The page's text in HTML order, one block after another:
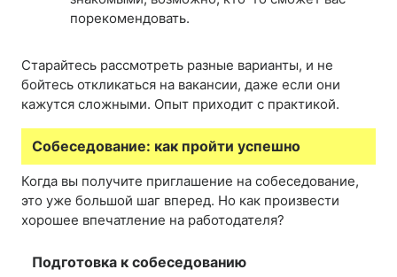
порекомендовать.
Старайтесь рассмотреть разные варианты, и не
бойтесь откликаться на вакансии, даже если они
кажутся сложными. Опыт приходит с практикой.
Собеседование: как пройти успешно
Когда вы получите приглашение на собеседование,
это уже большой шаг вперед. Но как произвести
хорошее впечатление на работодателя?
Подготовка к собеседованию